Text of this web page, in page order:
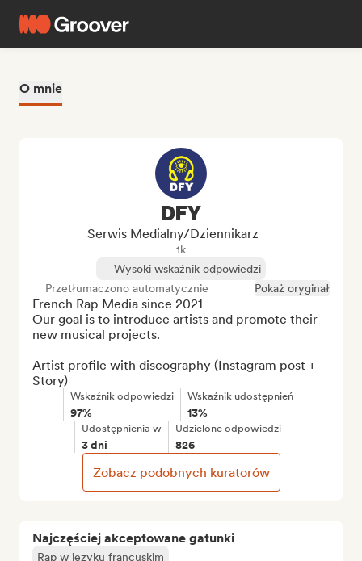
O mnie
Najczęściej akceptowane gatunki
Rap w języku francuskim
DFY
Serwis Medialny/Dziennikarz
1k
Wysoki wskaźnik odpowiedzi
Przetłumaczono automatycznie
Pokaż oryginał
French Rap Media since 2021
Our goal is to introduce artists and promote their
new musical projects.
Artist profile with discography (Instagram post +
Story)
Wskaźnik odpowiedzi
97%
Wskaźnik udostępnień
13%
Udostępnienia w
3 dni
Udzielone odpowiedzi
826
Zobacz podobnych kuratorów